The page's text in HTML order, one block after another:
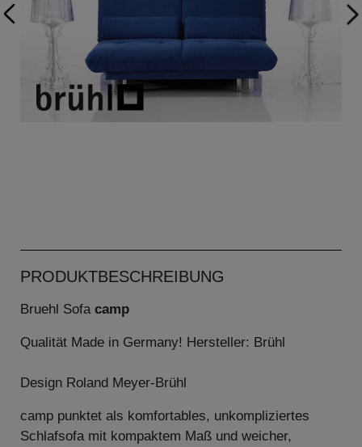
PRODUKTBESCHREIBUNG
Bruehl Sofa camp
Qualität Made in Germany! Hersteller: Brühl
Design Roland Meyer-Brühl
camp punktet als komfortables, unkompliziertes
Schlafsofa mit kompaktem Maß und weicher,